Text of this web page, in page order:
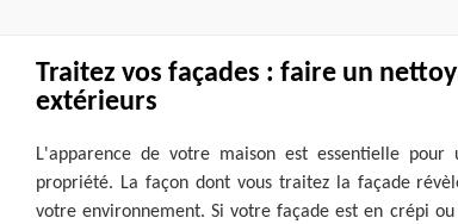
Traitez vos façades : faire un
extérieurs
L'apparence de votre maison est essentielle
propriété. La façon dont vous traitez la façade
votre environnement. Si votre façade est en crépi